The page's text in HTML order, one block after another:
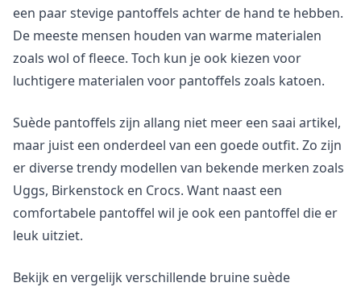
een paar stevige pantoffels achter de hand te hebben.
De meeste mensen houden van warme materialen
zoals wol of fleece. Toch kun je ook kiezen voor
luchtigere materialen voor pantoffels zoals katoen.
Suède pantoffels zijn allang niet meer een saai artikel,
maar juist een onderdeel van een goede outfit. Zo zijn
er diverse trendy modellen van bekende merken zoals
Uggs, Birkenstock en Crocs. Want naast een
comfortabele pantoffel wil je ook een pantoffel die er
leuk uitziet.
Bekijk en vergelijk verschillende bruine suède